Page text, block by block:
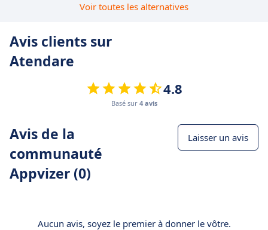
Voir toutes les alternatives
Avis clients sur
Atendare
4.8
Basé sur 4 avis
Avis de la
communauté
Appvizer (0)
Laisser un avis
Aucun avis, soyez le premier à donner le vôtre.